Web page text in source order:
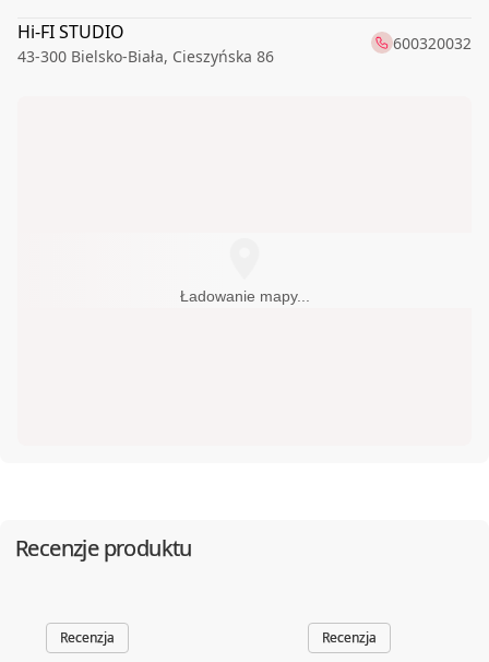
Ładowanie mapy...
Hi-FI STUDIO
43-300 Bielsko-Biała, Cieszyńska 86
600320032
Tarczyńska 22
Recenzje produktu
Recenzja Recenzja